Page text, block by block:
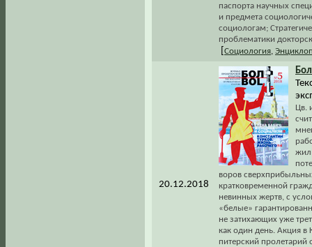
паспорта научных
и предмета
социологам;
проблематики
Социология
20.12.2018
Цв.
воров
кратковременной
невинных жертв, с
«белые»
не затихающих уже
как один день. Акция в
питерский